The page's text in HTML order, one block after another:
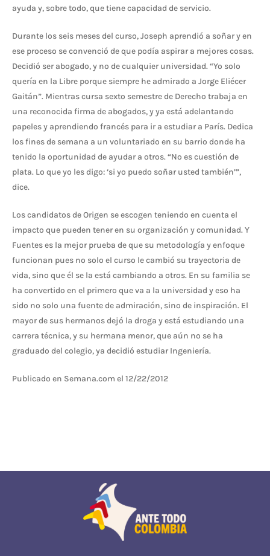
ayuda y, sobre todo, que tiene capacidad de servicio.
Durante los seis meses del curso, Joseph aprendió a soñar y en
ese proceso se convenció de que podía aspirar a mejores cosas.
Decidió ser abogado, y no de cualquier universidad. “Yo solo
quería en la Libre porque siempre he admirado a Jorge Eliécer
Gaitán”. Mientras cursa sexto semestre de Derecho trabaja en
una reconocida firma de abogados, y ya está adelantando
papeles y aprendiendo francés para ir a estudiar a París. Dedica
los fines de semana a un voluntariado en su barrio donde ha
tenido la oportunidad de ayudar a otros. “No es cuestión de
plata. Lo que yo les digo: ‘si yo puedo soñar usted también’”,
dice.
Los candidatos de Origen se escogen teniendo en cuenta el
impacto que pueden tener en su organización y comunidad. Y
Fuentes es la mejor prueba de que su metodología y enfoque
funcionan pues no solo el curso le cambió su trayectoria de
vida, sino que él se la está cambiando a otros. En su familia se
ha convertido en el primero que va a la universidad y eso ha
sido no solo una fuente de admiración, sino de inspiración. El
mayor de sus hermanos dejó la droga y está estudiando una
carrera técnica, y su hermana menor, que aún no se ha
graduado del colegio, ya decidió estudiar Ingeniería.
Publicado en Semana.com el 12/22/2012